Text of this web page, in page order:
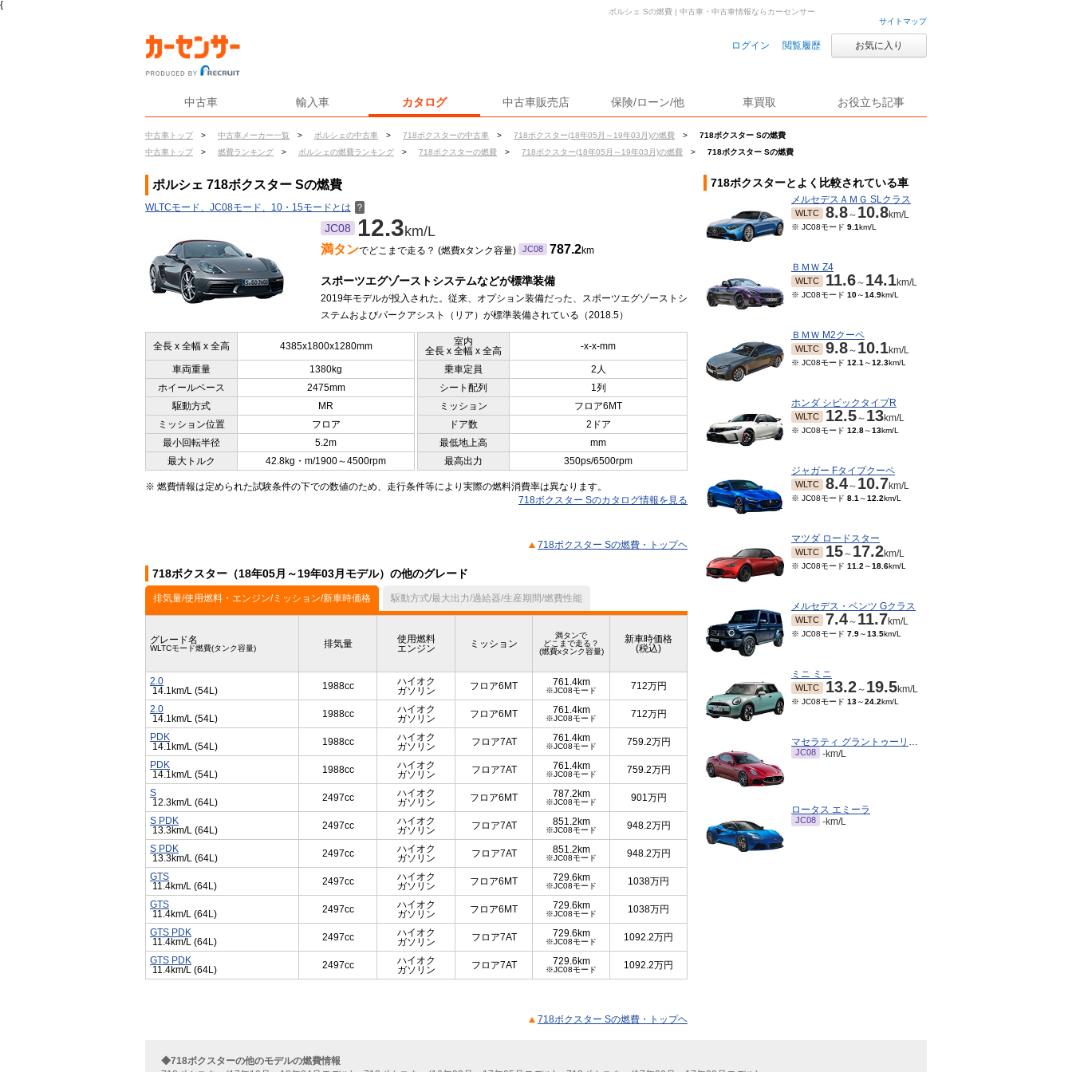
{
サイトマップ
ログイン 閲覧履歴 お気に入り
中古車 輸入車 カタログ 中古車販売店 保険/ローン/他 車買取 お役立ち記事
中古車トップ > 中古車メーカー一覧 > ポルシェの中古車 > 718ボクスターの中古車 > 718ボクスター(18年05月～19年03月)の燃費 >
718ボクスター Sの燃費
中古車トップ
> 燃費ランキング > ポルシェの燃費ランキング > 718ボクスターの燃費 > 718ボクスター(18年05月～19年03月)の燃費 > 718ボクスター Sの燃費
ポルシェ Sの燃費 | 中古車・中古車情報ならカーセンサー
ポルシェ 718ボクスター Sの燃費
WLTCモード、JC08モード、10・15モードとは ？
JC08 12.3km/L
満タンでどこまで走る？ (燃費xタンク容量) JC08 787.2km
スポーツエグゾーストシステムなどが標準装備
2019年モデルが投入された。従来、オプション装備だった、スポーツエグゾーストシ
ステムおよびパークアシスト（リア）が標準装備されている（2018.5）
全長 x 全幅 x 全高 4385x1800x1280mm
室内
全長 x 全幅 x 全高
-x-x-mm
車両重量 1380kg 乗車定員
2人
ホイールベース
2475mm シート配列
1列
駆動方式
MR ミッション
フロア6MT
ミッション位置
フロア ドア数
2ドア
最小回転半径
5.2m 最低地上高
mm
最大トルク
42.8kg・m/1900～4500rpm 最高出力 350ps/6500rpm
※ 燃費情報は定められた試験条件の下での数値のため、走行条件等により実際の燃料消費率は異なります。
718ボクスター Sのカタログ情報を見る
718ボクスター Sの燃費・トップヘ
718ボクスター（18年05月～19年03月モデル）の他のグレード
排気量/使用燃料・エンジン/ミッション/新車時価格 駆動方式/最大出力/過給器/生産期間/燃費性能
グレード名
WLTCモード燃費(タンク容量) 排気量
使用燃料
エンジン
ミッション
満タンで
どこまで走る？
(燃費xタンク容量)
新車時価格
(税込)
2.0
14.1km/L (54L)
1988cc
ハイオク
ガソリン
フロア6MT 761.4km
※JC08モード 712万円
2.0
14.1km/L (54L)
1988cc
ハイオク
ガソリン
フロア6MT 761.4km
※JC08モード 712万円
PDK
14.1km/L (54L)
1988cc
ハイオク
ガソリン
フロア7AT 761.4km
※JC08モード 759.2万円
PDK
14.1km/L (54L)
1988cc
ハイオク
ガソリン
フロア7AT 761.4km
※JC08モード 759.2万円
S
12.3km/L (64L)
2497cc
ハイオク
ガソリン
フロア6MT 787.2km
※JC08モード 901万円
S PDK
13.3km/L (64L)
2497cc
ハイオク
ガソリン
フロア7AT 851.2km
※JC08モード 948.2万円
S PDK
13.3km/L (64L)
2497cc
ハイオク
ガソリン
フロア7AT 851.2km
※JC08モード 948.2万円
GTS
11.4km/L (64L)
2497cc
ハイオク
ガソリン
フロア6MT 729.6km
※JC08モード 1038万円
GTS
11.4km/L (64L)
2497cc
ハイオク
ガソリン
フロア6MT 729.6km
※JC08モード 1038万円
GTS PDK
11.4km/L (64L)
2497cc
ハイオク
ガソリン
フロア7AT 729.6km
※JC08モード 1092.2万円
GTS PDK
11.4km/L (64L)
2497cc
ハイオク
ガソリン
フロア7AT 729.6km
※JC08モード 1092.2万円
718ボクスター Sの燃費・トップヘ
718ボクスターとよく比較されている車
メルセデスＡＭＧ SLクラス
WLTC 8.8～ 10.8km/L
※ JC08モード 9.1km/L
ＢＭＷ Z4
WLTC 11.6～ 14.1km/L
※ JC08モード 10～14.9km/L
ＢＭＷ M2クーペ
WLTC 9.8～ 10.1km/L
※ JC08モード 12.1 ～12.3km/L
ホンダ シビックタイプR
WLTC 12.5～ 13km/L
※ JC08モード 12.8～13km/L
ジャガー Fタイプクーペ
WLTC 8.4～ 10.7km/L
※ JC08モード 8.1 ～12.2km/L
マツダ ロードスター
WLTC 15～ 17.2km/L
※ JC08モード 11.2 ～18.6km/L
メルセデス・ベンツ Gクラス
WLTC 7.4～ 11.7km/L
※ JC08モード 7.9～13.5km/L
ミニ ミニ
WLTC 13.2～ 19.5km/L
※ JC08モード 13～24.2km/L
マセラティ グラントゥーリズモ
JC08 -km/L
ロータス エミーラ
JC08 -km/L
◆718ボクスターの他のモデルの燃費情報